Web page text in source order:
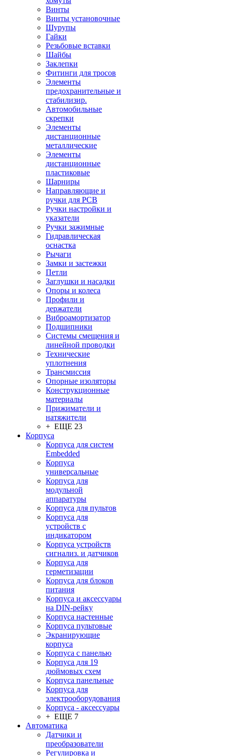
Винты
Винты установочные
Шурупы
Гайки
Резьбовые вставки
Шайбы
Заклепки
Фитинги для тросов
Элементы
предохранительные и
стабилизир.
Автомобильные
скрепки
Элементы
дистанционные
металлические
Элементы
дистанционные
пластиковые
Шарниры
Направляющие и
ручки для PCB
Ручки настройки и
указатели
Ручки зажимные
Гидравлическая
оснастка
Рычаги
Замки и застежки
Петли
Заглушки и насадки
Опоры и колеса
Профили и
держатели
Виброамортизатор
Подшипники
Системы смещения и
линейной проводки
Технические
уплотнения
Трансмиссия
Опорные изоляторы
Конструкционные
материалы
Прижиматели и
натяжители
+ ЕЩЕ 23
Корпуса
Корпуса для систем
Embedded
Корпуса
универсальные
Корпуса для
модульной
аппаратуры
Корпуса для пультов
Корпуса для
устройств с
индикатором
Корпуса устройств
сигнализ. и датчиков
Корпуса для
герметизации
Корпуса для блоков
питания
Корпуса и аксессуары
на DIN-рейку
Корпуса настенные
Корпуса пультовые
Экранирующие
корпуса
Корпуса с панелью
Корпуса для 19
дюймовых схем
Корпуса панельные
Корпуса для
электрооборудования
Корпуса - аксессуары
+ ЕЩЕ 7
Автоматика
Датчики и
преобразователи
Регулировка и